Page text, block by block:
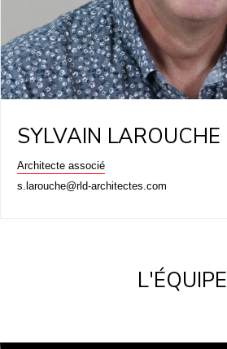
SYLVAIN LAROUCHE
Architecte associé
s.larouche@rld-architectes.com
L'ÉQUIPE